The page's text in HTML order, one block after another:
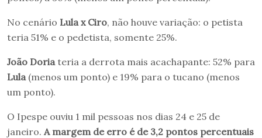
No cenário Lula x Ciro, não houve variação: o petista
teria 51% e o pedetista, somente 25%.
João Doria teria a derrota mais acachapante: 52% para
Lula (menos um ponto) e 19% para o tucano (menos
um ponto).
O Ipespe ouviu 1 mil pessoas nos dias 24 e 25 de
janeiro. A margem de erro é de 3,2 pontos percentuais